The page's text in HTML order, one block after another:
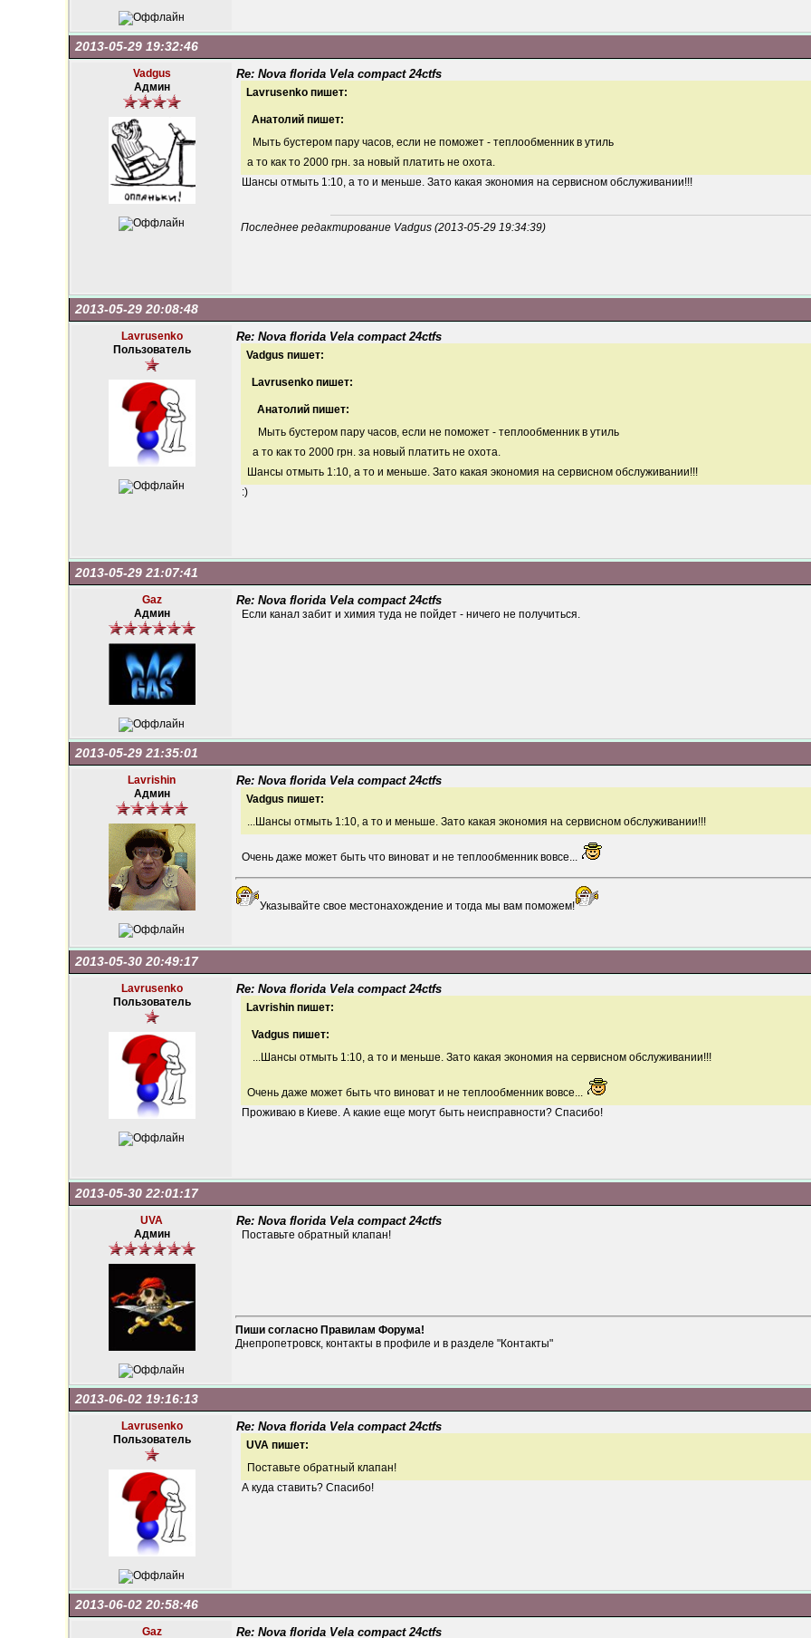
2013-05-29 19:32:46
Vadgus
Админ
Re: Nova florida Vela compact 24ctfs
Lavrusenko пишет:
Анатолий пишет:
Мыть бустером пару часов, если не поможет - теплообменник в утиль
а то как то 2000 грн. за новый платить не охота.
Шансы отмыть 1:10, а то и меньше. Зато какая экономия на сервисном обслуживании!!!
Последнее редактирование Vadgus (2013-05-29 19:34:39)
2013-05-29 20:08:48
Lavrusenko
Пользователь
Re: Nova florida Vela compact 24ctfs
Vadgus пишет:
Lavrusenko пишет:
Анатолий пишет:
Мыть бустером пару часов, если не поможет - теплообменник в утиль
а то как то 2000 грн. за новый платить не охота.
Шансы отмыть 1:10, а то и меньше. Зато какая экономия на сервисном обслуживании!!!
:)
2013-05-29 21:07:41
Gaz
Админ
Re: Nova florida Vela compact 24ctfs
Если канал забит и химия туда не пойдет - ничего не получиться.
2013-05-29 21:35:01
Lavrishin
Админ
Re: Nova florida Vela compact 24ctfs
Vadgus пишет:
...Шансы отмыть 1:10, а то и меньше. Зато какая экономия на сервисном обслуживании!!!
Очень даже может быть что виноват и не теплообменник вовсе...
Указывайте свое местонахождение и тогда мы вам поможем!
2013-05-30 20:49:17
Lavrusenko
Пользователь
Re: Nova florida Vela compact 24ctfs
Lavrishin пишет:
Vadgus пишет:
...Шансы отмыть 1:10, а то и меньше. Зато какая экономия на сервисном обслуживании!!!
Очень даже может быть что виноват и не теплообменник вовсе...
Проживаю в Киеве. А какие еще могут быть неисправности? Спасибо!
2013-05-30 22:01:17
UVA
Админ
Re: Nova florida Vela compact 24ctfs
Поставьте обратный клапан!
Пиши согласно Правилам Форума!
Днепропетровск, контакты в профиле и в разделе "Контакты"
2013-06-02 19:16:13
Lavrusenko
Пользователь
Re: Nova florida Vela compact 24ctfs
UVA пишет:
Поставьте обратный клапан!
А куда ставить? Спасибо!
2013-06-02 20:58:46
Gaz Re: Nova florida Vela compact 24ctfs